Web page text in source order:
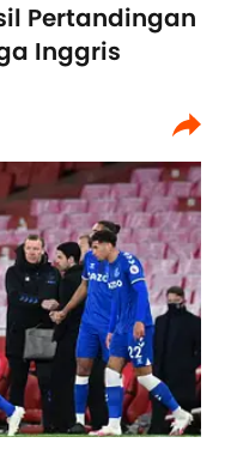
Pertandingan
Inggris